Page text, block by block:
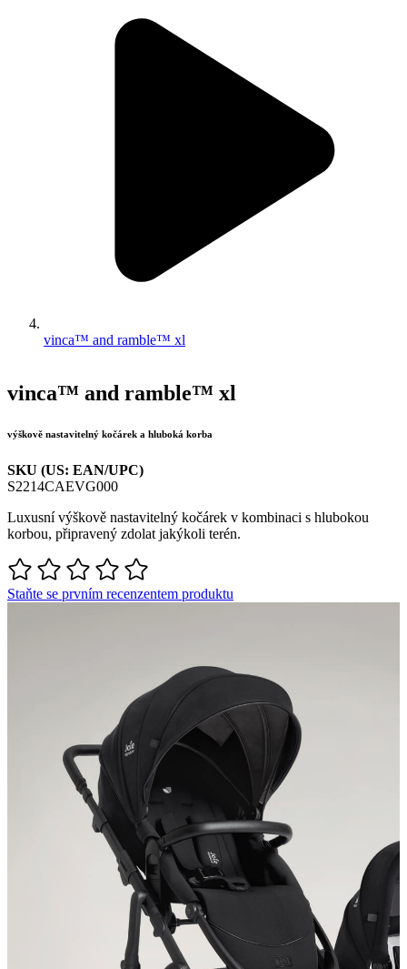
vinca™ and ramble™ xl
vinca™ and ramble™ xl
výškově nastavitelný kočárek a hluboká korba
SKU (US: EAN/UPC)
S2214CAEVG000
Luxusní výškově nastavitelný kočárek v kombinaci s hlubokou
korbou, připravený zdolat jakýkoli terén.
Staňte se prvním recenzentem produktu